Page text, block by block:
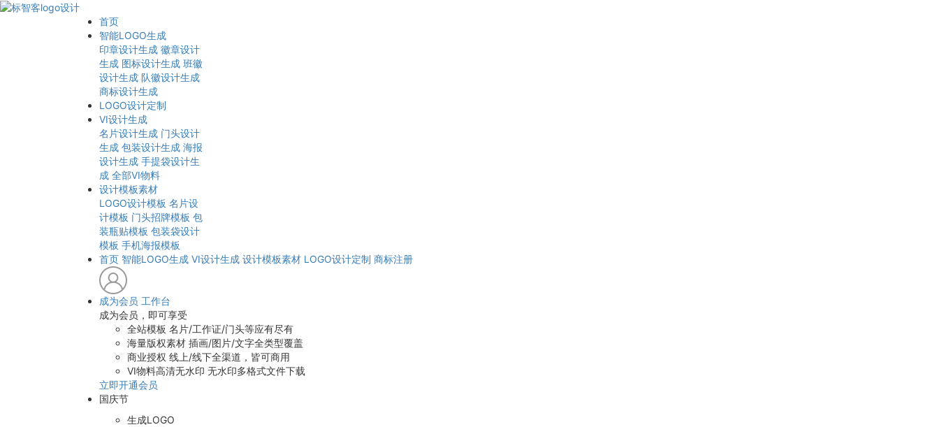
首页
智能LOGO生成
印章设计生成 徽章设计
生成 图标设计生成 班徽
设计生成 队徽设计生成
商标设计生成
LOGO设计定制
VI设计生成
名片设计生成 门头设计
生成 包装设计生成 海报
设计生成 手提袋设计生
成 全部VI物料
设计模板素材
LOGO设计模板 名片设
计模板 门头招牌模板 包
装瓶贴模板 包装袋设计
模板 手机海报模板
首页 智能LOGO生成 VI设计生成 设计模板素材 LOGO设计定制 商标注册
成为会员 工作台
成为会员，即可享受
全站模板 名片/工作证/门头等应有尽有
海量版权素材 插画/图片/文字全类型覆盖
商业授权 线上/线下全渠道，皆可商用
VI物料高清无水印 无水印多格式文件下载
立即开通会员
国庆节
生成LOGO